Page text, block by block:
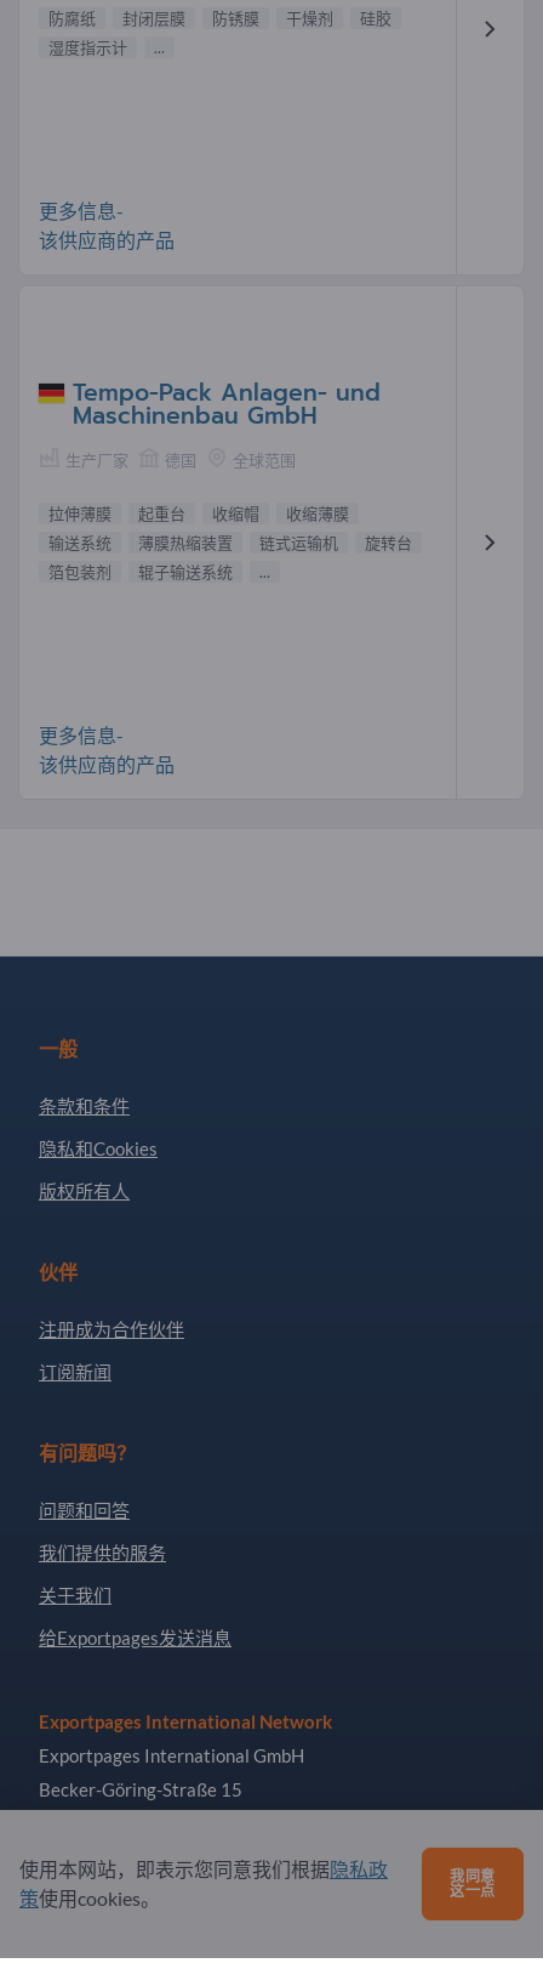
防腐纸
封闭层膜 防锈膜 干燥剂
硅胶
湿度指示计
...
更多信息-
该供应商的产品
Tempo-Pack Anlagen- und
Maschinenbau GmbH
生产厂家 德国 全球范围
拉伸薄膜 起重台 收缩帽
收缩薄膜
输送系统
薄膜热缩装置 链式运输机
旋转台
箔包装剂
辊子输送系统 ...
更多信息-
该供应商的产品
一般
条款和条件
隐私和Cookies
版权所有人
伙伴
注册成为合作伙伴
订阅新闻
有问题吗？
问题和回答
我们提供的服务
关于我们
给Exportpages发送消息
Exportpages International Network
Exportpages International GmbH
Becker-Göring-Straße 15
Germany
使用本网站，即表示您同意我们根据隐私政
策使用cookies。
我同意
这一点